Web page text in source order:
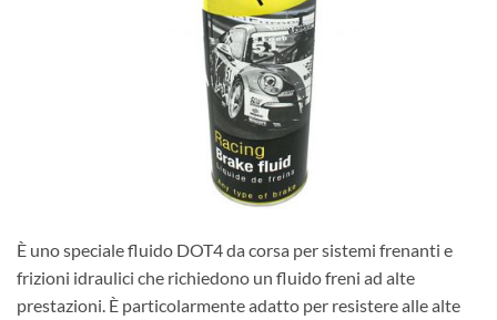
È uno speciale fluido DOT4 da corsa per sistemi frenanti e
frizioni idraulici che richiedono un fluido freni ad alte
prestazioni. È particolarmente adatto per resistere alle alte